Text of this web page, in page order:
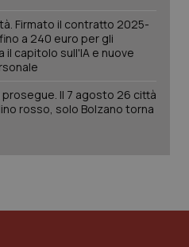
Firmato il contratto 2025-
a 240 euro per gli
il capitolo sull'IA e nuove
prosegue. Il 7 agosto 26 città
rosso, solo Bolzano torna
.quotidianosanita.it